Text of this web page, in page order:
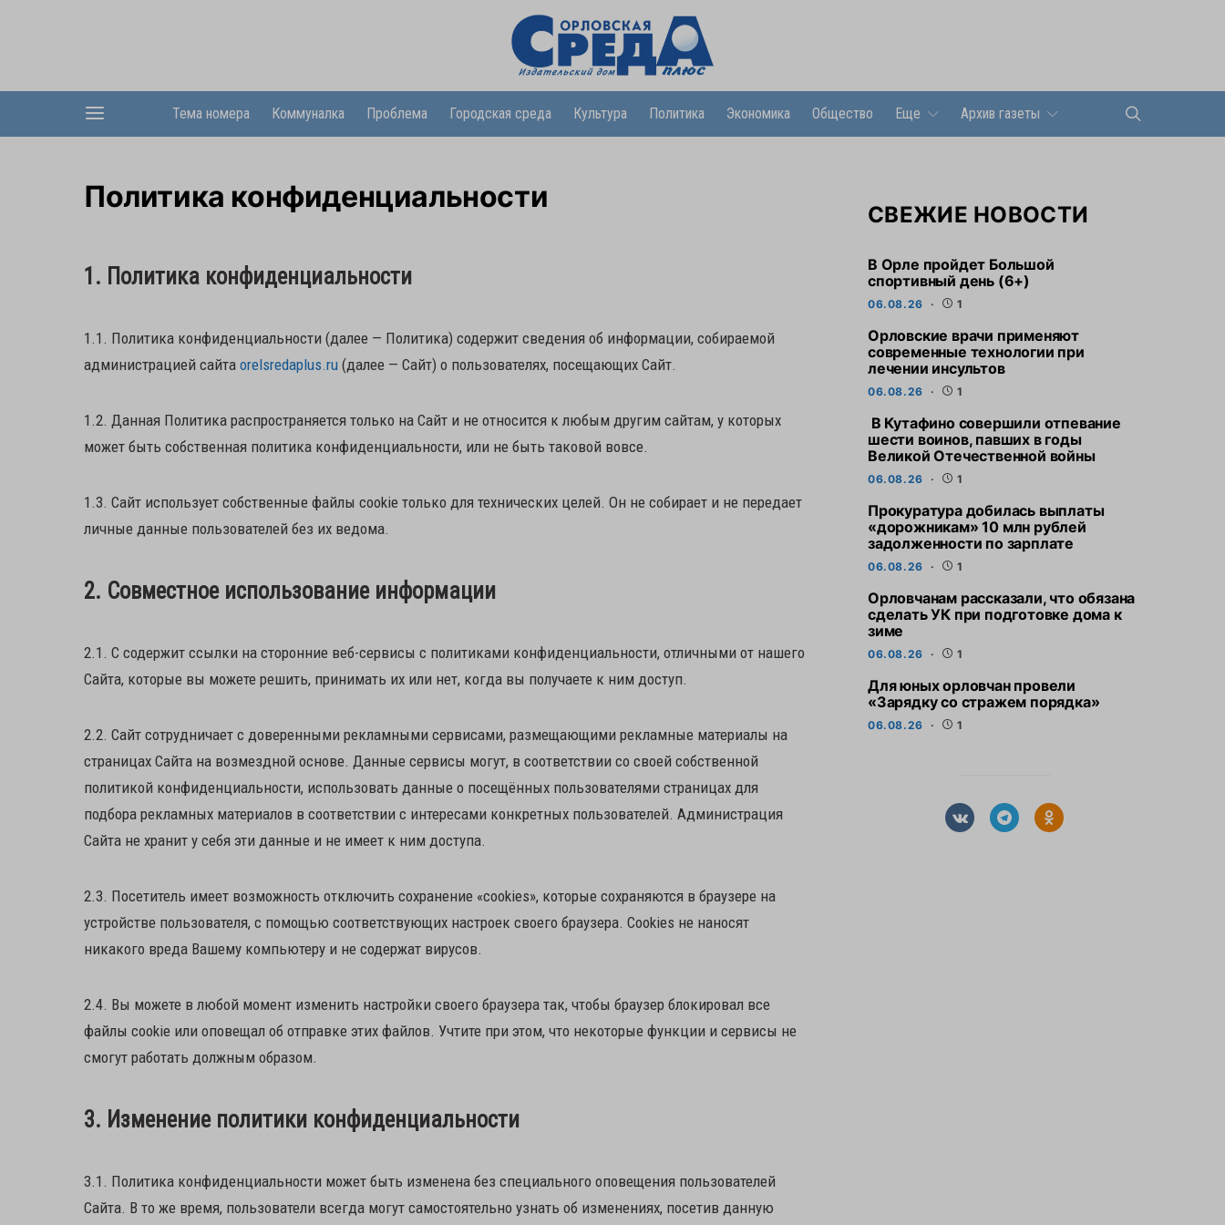
Тема номера Коммуналка Проблема Городская среда Культура Политика Экономика Общество Еще Архив газеты
Политика конфиденциальности
1. Политика конфиденциальности
1.1. Политика конфиденциальности (далее — Политика) содержит сведения об информации, собираемой
администрацией сайта orelsredaplus.ru (далее — Сайт) о пользователях, посещающих Сайт.
1.2. Данная Политика распространяется только на Сайт и не относится к любым другим сайтам, у которых
может быть собственная политика конфиденциальности, или не быть таковой вовсе.
1.3. Сайт использует собственные файлы cookie только для технических целей. Он не собирает и не передает
личные данные пользователей без их ведома.
2. Совместное использование информации
2.1. С содержит ссылки на сторонние веб-сервисы с политиками конфиденциальности, отличными от нашего
Сайта, которые вы можете решить, принимать их или нет, когда вы получаете к ним доступ.
2.2. Сайт сотрудничает с доверенными рекламными сервисами, размещающими рекламные материалы на
страницах Сайта на возмездной основе. Данные сервисы могут, в соответствии со своей собственной
политикой конфиденциальности, использовать данные о посещённых пользователями страницах для
подбора рекламных материалов в соответствии с интересами конкретных пользователей. Администрация
Сайта не хранит у себя эти данные и не имеет к ним доступа.
2.3. Посетитель имеет возможность отключить сохранение «cookies», которые сохраняются в браузере на
устройстве пользователя, с помощью соответствующих настроек своего браузера. Сookies не наносят
никакого вреда Вашему компьютеру и не содержат вирусов.
2.4. Вы можете в любой момент изменить настройки своего браузера так, чтобы браузер блокировал все
файлы cookie или оповещал об отправке этих файлов. Учтите при этом, что некоторые функции и сервисы не
смогут работать должным образом.
3. Изменение политики конфиденциальности
3.1. Политика конфиденциальности может быть изменена без специального оповещения пользователей
Сайта. В то же время, пользователи всегда могут самостоятельно узнать об изменениях, посетив данную
СВЕЖИЕ НОВОСТИ
В Орле пройдет Большой
спортивный день (6+)
06.08.26 1
Орловские врачи применяют
современные технологии при
лечении инсультов
06.08.26 1
В Кутафино совершили отпевание
шести воинов, павших в годы
Великой Отечественной войны
06.08.26 1
Прокуратура добилась выплаты
«дорожникам» 10 млн рублей
задолженности по зарплате
06.08.26 1
Орловчанам рассказали, что обязана
сделать УК при подготовке дома к
зиме
06.08.26 1
Для юных орловчан провели
«Зарядку со стражем порядка»
06.08.26 1